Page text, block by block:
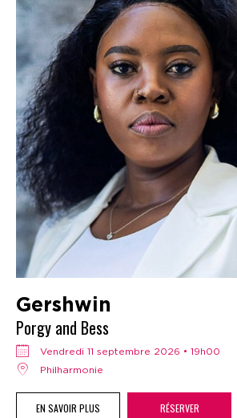
Gershwin
Porgy and Bess
vendredi 11 septembre 2026 • 19h00
Philharmonie
EN SAVOIR PLUS RÉSERVER